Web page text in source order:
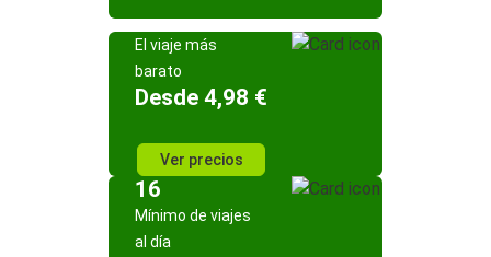
El viaje más
barato
Desde 4,98 €
Ver precios
16
Mínimo de viajes
al día